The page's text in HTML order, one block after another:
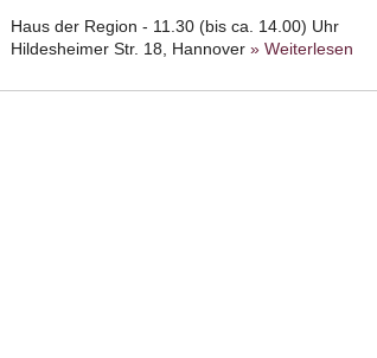
Haus der Region - 11.30 (bis ca. 14.00) Uhr
Hildesheimer Str. 18, Hannover » Weiterlesen